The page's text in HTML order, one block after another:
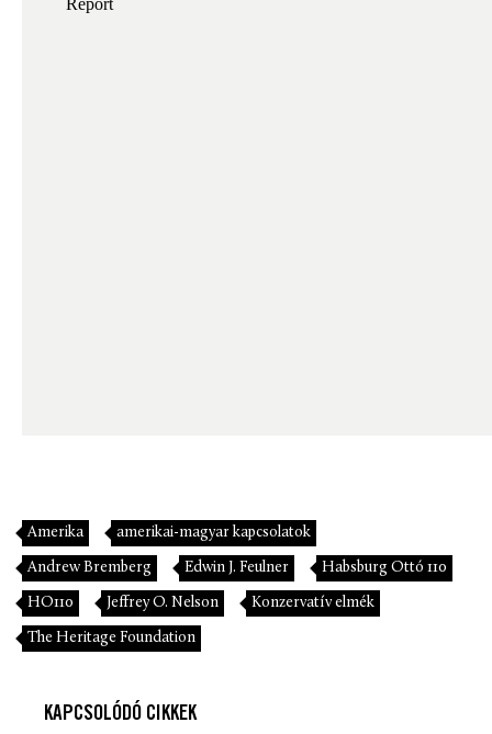
Amerika amerikai-magyar kapcsolatok
Andrew Bremberg Edwin J. Feulner Habsburg Ottó 110
HO110 Jeffrey O. Nelson Konzervatív elmék
The Heritage Foundation
KAPCSOLÓDÓ CIKKEK